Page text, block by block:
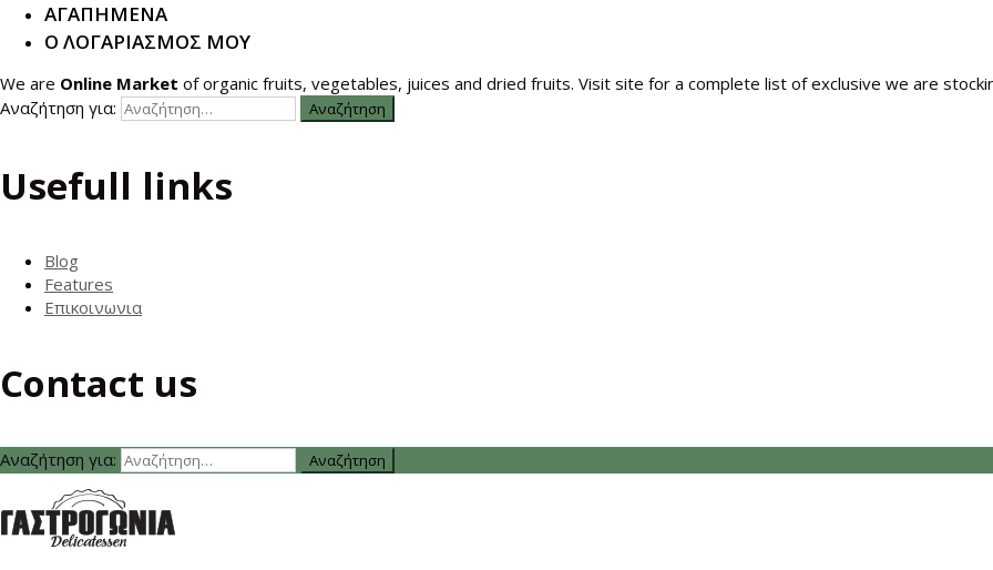
ΑΓΑΠΗΜΕΝΑ
Ο ΛΟΓΑΡΙΑΣΜΟΣ ΜΟΥ
We are Online Market of organic fruits, vegetables, juices and dried fruits. Visit site for a complete list of exclusive we are
Αναζήτηση για:
Usefull links
Blog
Features
Επικοινωνια
Contact us
Αναζήτηση για: